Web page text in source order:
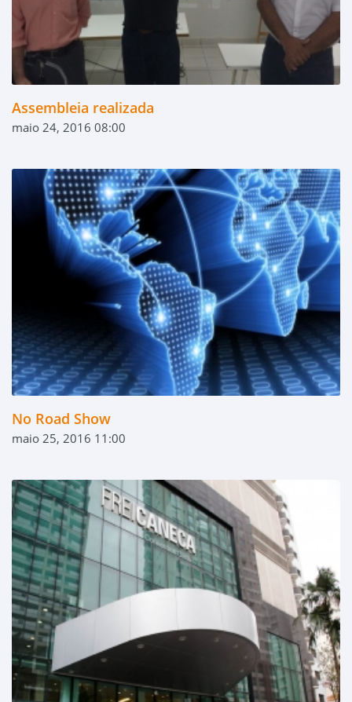
Assembleia realizada
maio 24, 2016 08:00
No Road Show
maio 25, 2016 11:00